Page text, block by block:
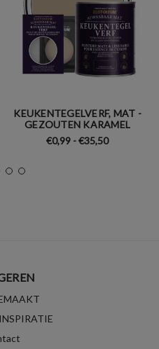
KEUKENTEGELVERF, MAT -
GEZOUTEN KARAMEL
€0,99 - €35,50